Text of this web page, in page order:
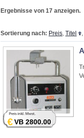
Ergebnisse von 17 anzeigen.
Sortierung nach: Preis Titel
€VB 2800.00